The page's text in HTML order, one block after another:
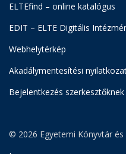
ELTEfind – online katalógus
EDIT – ELTE Digitális
Webhelytérkép
Akadálymentesítési
Bejelentkezés szerkesztőknek
© 2026 Egyetemi Könyvtár és